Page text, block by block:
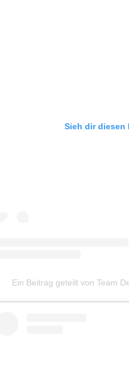
Sieh dir diesen
Ein Beitrag geteilt von Team